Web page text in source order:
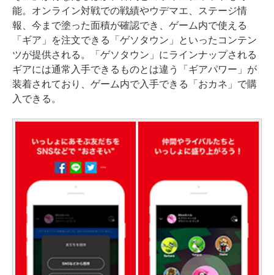
能。オンライン対戦での戦績やウデマエ、ステージ情
報、今まで塗った面積が確認でき、ゲーム内で使える
「ギア」を注文できる「ゲソタウン」といったコンテン
ツが提供される。「ゲソタウン」にラインナップされる
ギアには通常入手できるものとは違う「ギアパワー」が
装着されており、ゲーム内で入手できる「おカネ」で購
入できる。